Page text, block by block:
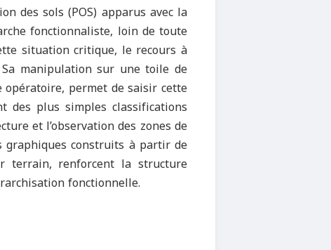
des sols (POS) apparus avec la
fonctionnaliste, loin de toute
situation critique, le recours à
manipulation sur une toile de
permet de saisir cette
plus simples classifications
et l’observation des zones de
construits à partir de
terrain, renforcent la structure
fonctionnelle.